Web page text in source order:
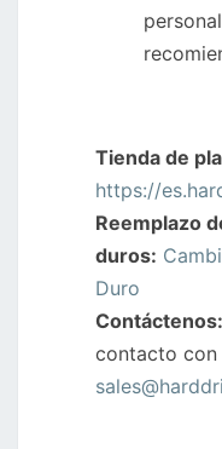
Tienda de
https://
Reemplazo
duros:
Duro
Contáctenos:
contacto con